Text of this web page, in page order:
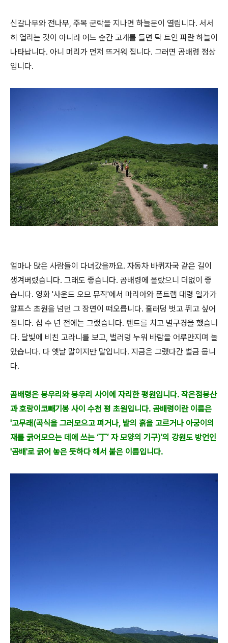
신갈나무와 전나무, 주목 군락을 지나면 하늘문이 열립니다. 서서
히 열리는 것이 아니라 어느 순간 고개를 들면 탁 트인 파란 하늘이
나타납니다. 아니 머리가 먼저 뜨거워 집니다. 그러면 곰배령 정상
입니다.
얼마나 많은 사람들이 다녀갔을까요. 자동차 바퀴자국 같은 길이
생겨버렸습니다. 그래도 좋습니다. 곰배령에 올랐으니 더없이 좋
습니다. 영화 '사운드 오므 뮤직'에서 마리아와 폰트랩 대령 일가가
알프스 초원을 넘던 그 장면이 떠오릅니다. 훌러덩 벗고 뛰고 싶어
집니다. 십 수 년 전에는 그랬습니다. 텐트를 치고 별구경을 했습니
다. 달빛에 비친 고라니를 보고, 벌러덩 누워 바람을 어루만지며 놀
았습니다. 다 옛날 말이지만 말입니다. 지금은 그랬다간 벌금 뭅니
다.
곰배령은 봉우리와 봉우리 사이에 자리한 평원입니다. 작은점봉산
과 호랑이코빼기봉 사이 수천 평 초원입니다. 곰배령이란 이름은
'고무래(곡식을 그러모으고 펴거나, 밭의 흙을 고르거나 아궁이의
재를 긁어모으는 데에 쓰는 ‘丁’ 자 모양의 기구)'의 강원도 방언인
'곰배'로 긁어 놓은 듯하다 해서 붙은 이름입니다.